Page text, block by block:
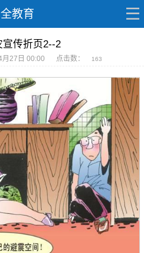
教育
宣传折页2--2
月27日 00:00 点击数： 163